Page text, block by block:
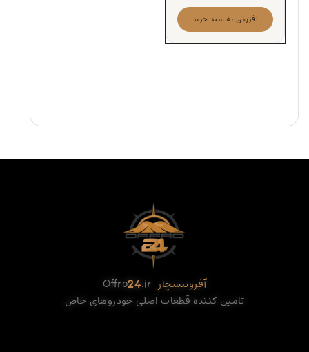
افزودن به سبد خرید
آفروبیسچار Offro24.ir
تامین کننده قطعات اصلی خودروهای خاص